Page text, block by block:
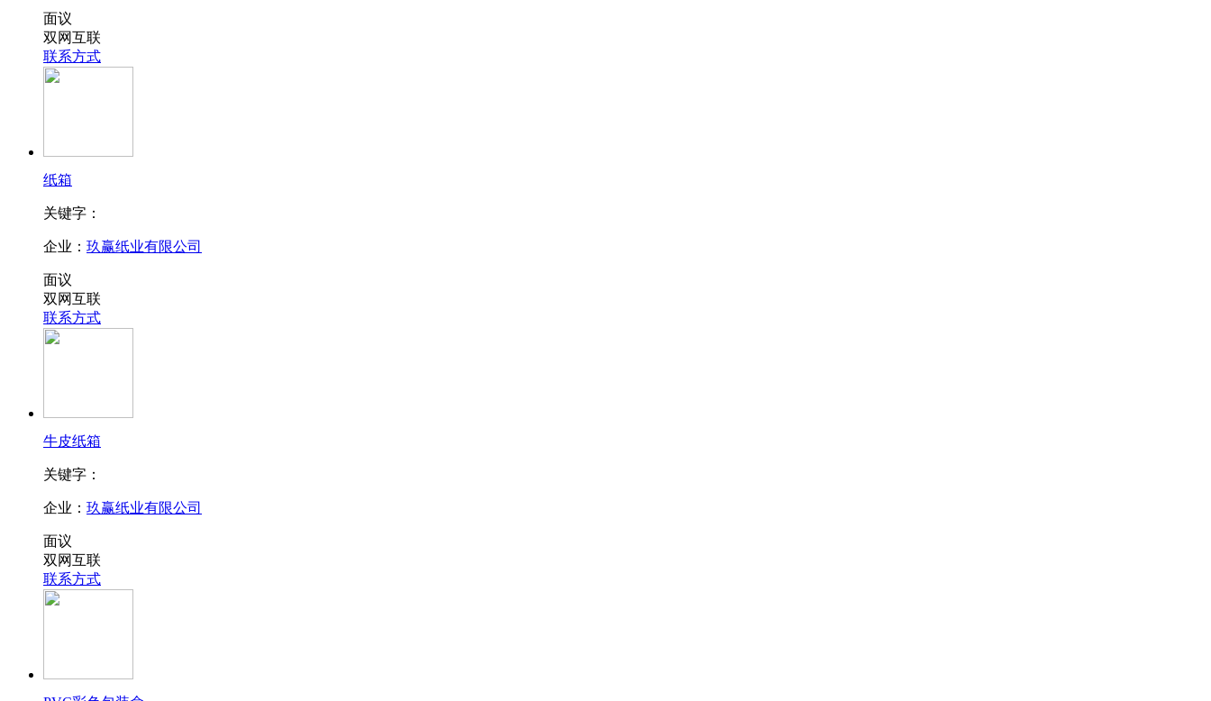
面议
双网互联
联系方式
纸箱
关键字：
企业： 玖赢纸业有限公司
面议
双网互联
联系方式
牛皮纸箱
关键字：
企业： 玖赢纸业有限公司
面议
双网互联
联系方式